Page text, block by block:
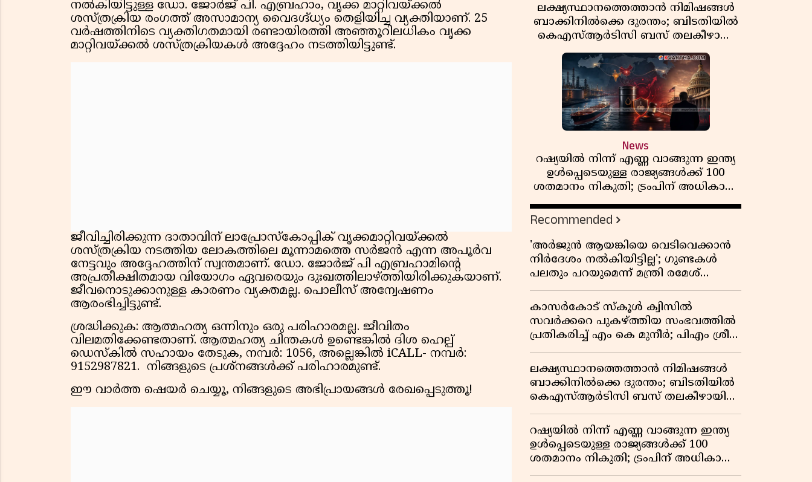
നൽകിയിട്ടുള്ള ഡോ. ജോർജ് പി. എബ്രഹാം, വൃക്ക മാറ്റിവയ്ക്കൽ
ശസ്ത്രക്രിയ രംഗത്ത് അസാമാന്യ വൈദഗ്ദ്ധ്യം തെളിയിച്ച വ്യക്തിയാണ്. 25
വർഷത്തിനിടെ വ്യക്തിഗതമായി രണ്ടായിരത്തി അഞ്ഞൂറിലധികം വൃക്ക
മാറ്റിവയ്ക്കൽ ശസ്ത്രക്രിയകൾ അദ്ദേഹം നടത്തിയിട്ടുണ്ട്.
ജീവിച്ചിരിക്കുന്ന ദാതാവിന് ലാപ്രോസ്‌കോപ്പിക് വൃക്കമാറ്റിവയ്ക്കൽ
ശസ്ത്രക്രിയ നടത്തിയ ലോകത്തിലെ മൂന്നാമത്തെ സർജൻ എന്ന അപൂർവ
നേട്ടവും അദ്ദേഹത്തിന് സ്വന്തമാണ്. ഡോ. ജോർജ് പി എബ്രഹാമിന്റെ
അപ്രതീക്ഷിതമായ വിയോഗം ഏവരെയും ദുഃഖത്തിലാഴ്ത്തിയിരിക്കുകയാണ്.
ജീവനൊടുക്കാനുള്ള കാരണം വ്യക്തമല്ല. പൊലീസ് അന്വേഷണം
ആരംഭിച്ചിട്ടുണ്ട്.
ശ്രദ്ധിക്കുക: ആത്മഹത്യ ഒന്നിനും ഒരു പരിഹാരമല്ല. ജീവിതം
വിലമതിക്കേണ്ടതാണ്. ആത്മഹത്യ ചിന്തകൾ ഉണ്ടെങ്കിൽ ദിശ ഹെല്പ്
ഡെസ്കിൽ സഹായം തേടുക, നമ്പർ: 1056, അല്ലെങ്കിൽ iCALL- നമ്പർ:
9152987821. നിങ്ങളുടെ പ്രശ്നങ്ങൾക്ക് പരിഹാരമുണ്ട്.
ഈ വാർത്ത ഷെയർ ചെയ്യൂ, നിങ്ങളുടെ അഭിപ്രായങ്ങൾ രേഖപ്പെടുത്തൂ!
ലക്ഷ്യസ്ഥാനത്തെത്താൻ നിമിഷങ്ങൾ
ബാക്കിനിൽക്കെ ദുരന്തം; ബിടതിയിൽ
കെഎസ്ആർടിസി ബസ് തലകീഴായി
മറിഞ്ഞ് ഡ്രൈവറും കണ്ടക്ടറും മരിച്ചു
News
റഷ്യയിൽ നിന്ന് എണ്ണ വാങ്ങുന്ന ഇന്ത്യ
ഉൾപ്പെടെയുള്ള രാജ്യങ്ങൾക്ക് 100
ശതമാനം നികുതി; ട്രംപിന് അധികാരം
നൽകി യുഎസ് സെനറ്റ് ബിൽ
പാസാക്കി
Recommended
'അർജുൻ ആയങ്കിയെ വെടിവെക്കാൻ
നിർദേശം നൽകിയിട്ടില്ല'; ഗുണ്ടകൾ
പലതും പറയുമെന്ന് മന്ത്രി രമേശ്
ചെന്നിത്തല
കാസർകോട് സ്കൂൾ ക്വിസിൽ
സവർക്കറെ പുകഴ്ത്തിയ സംഭവത്തിൽ
പ്രതികരിച്ച് എം കെ മുനീർ; പിഎം ശ്രീ
പദ്ധതിയിലും പ്രതികരണം
ലക്ഷ്യസ്ഥാനത്തെത്താൻ നിമിഷങ്ങൾ
ബാക്കിനിൽക്കെ ദുരന്തം; ബിടതിയിൽ
കെഎസ്ആർടിസി ബസ് തലകീഴായി
മറിഞ്ഞ് ഡ്രൈവറും കണ്ടക്ടറും മരിച്ചു
റഷ്യയിൽ നിന്ന് എണ്ണ വാങ്ങുന്ന ഇന്ത്യ
ഉൾപ്പെടെയുള്ള രാജ്യങ്ങൾക്ക് 100
ശതമാനം നികുതി; ട്രംപിന് അധികാരം
നൽകി യുഎസ് സെനറ്റ് ബിൽ